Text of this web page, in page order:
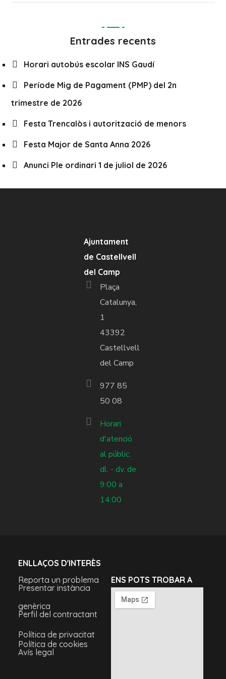
Entrades recents
Horari autobús escolar INS Gaudí
Període Mig de Pagament (PMP) del 2n
trimestre de 2026
Festa Trencalòs i autorització de menors
Festa Major de Santa Anna 2026
Anunci Ple ordinari 1 de juliol de 2026
Ajuntament
de Castellvell
del Camp
Plaça
Catalunya,
1
43392
Castellvell
del Camp
977 85
50 08
Horari
d'atenció
al públic:
dl. - dv. de
9:00 a
14:00
ENLLAÇOS D'INTERÈS
Reporta un problema
Presentar instància
genèrica
Perfil del contractant
Política de privacitat
Política de cookies
Avís legal
ENS POTS TROBAR A